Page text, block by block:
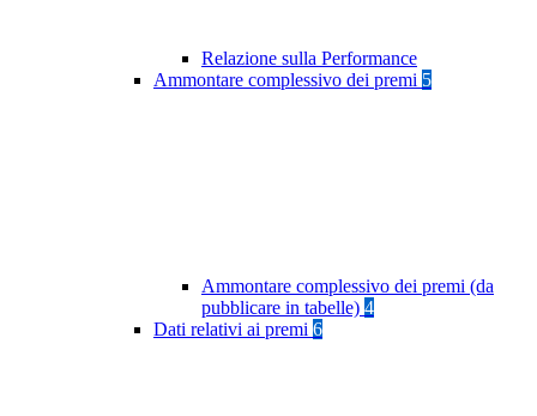
Relazione sulla Performance
Ammontare complessivo dei premi 5
Ammontare complessivo dei premi (da
pubblicare in tabelle) 4
Dati relativi ai premi 6